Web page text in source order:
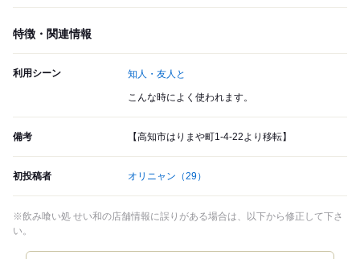
特徴・関連情報
利用シーン 知人・友人と
こんな時によく使われます。
備考 【高知市はりまや町1-4-22より移転】
初投稿者 オリニャン （29）
※飲み喰い処 せい和の店舗情報に誤りがある場合は、以下から修正して下さ
い。